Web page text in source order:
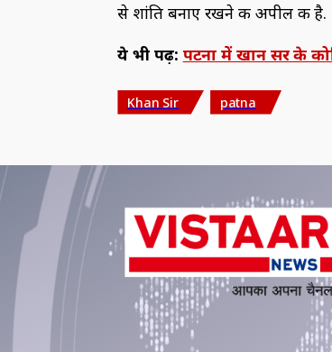
से शांति बनाए रखने की अपील की है.
ये भी पढ़ें: पटना में खान सर के
Khan Sir patna